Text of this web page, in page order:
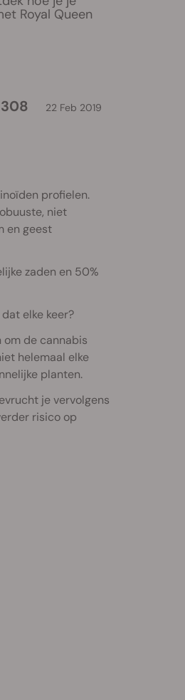
Royal Queen
308 22 Feb 2019
profielen.
niet
en geest
zaden en 50%
elke keer?
de cannabis
helemaal elke
planten.
je vervolgens
risico op